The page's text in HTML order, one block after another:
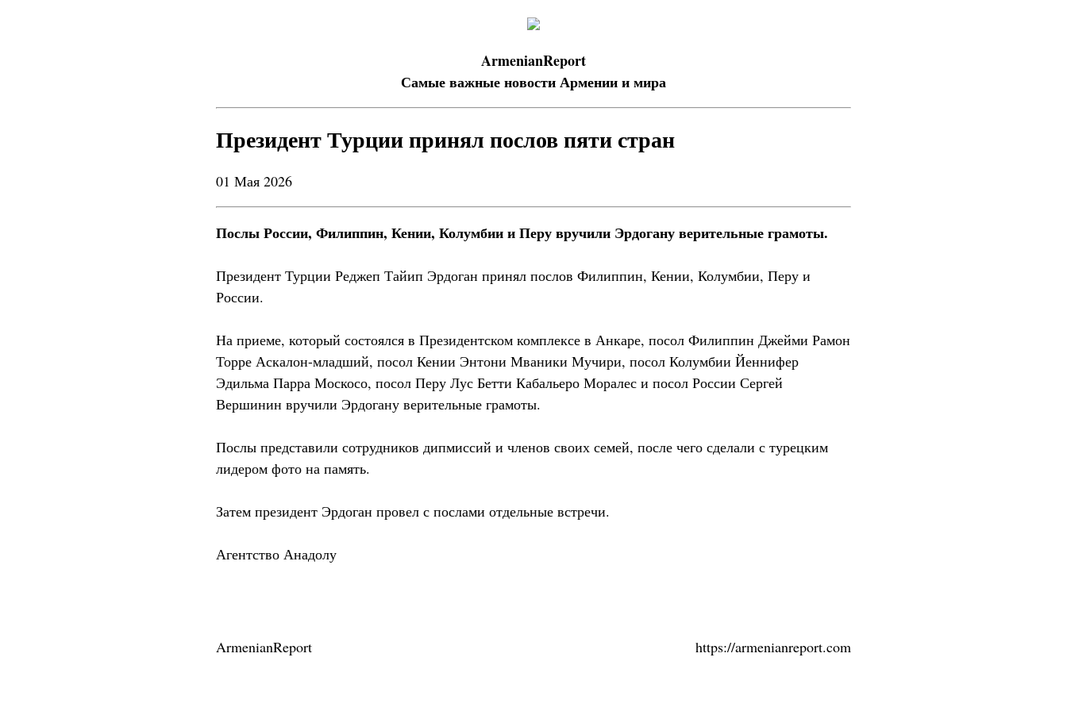
ArmenianReport
Самые важные новости Армении и мира
Президент Турции принял послов пяти стран
01 Мая 2026
Послы России, Филиппин, Кении, Колумбии и Перу вручили Эрдогану верительные грамоты.
Президент Турции Реджеп Тайип Эрдоган принял послов Филиппин, Кении, Колумбии, Перу и
России.
На приеме, который состоялся в Президентском комплексе в Анкаре, посол Филиппин Джейми Рамон
Торре Аскалон-младший, посол Кении Энтони Мваники Мучири, посол Колумбии Йеннифер
Эдильма Парра Москосо, посол Перу Лус Бетти Кабальеро Моралес и посол России Сергей
Вершинин вручили Эрдогану верительные грамоты.
Послы представили сотрудников дипмиссий и членов своих семей, после чего сделали с турецким
лидером фото на память.
Затем президент Эрдоган провел с послами отдельные встречи.
Агентство Анадолу
ArmenianReport https://armenianreport.com